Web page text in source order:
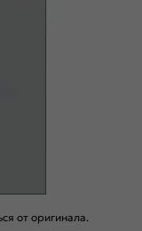
от оригинала.